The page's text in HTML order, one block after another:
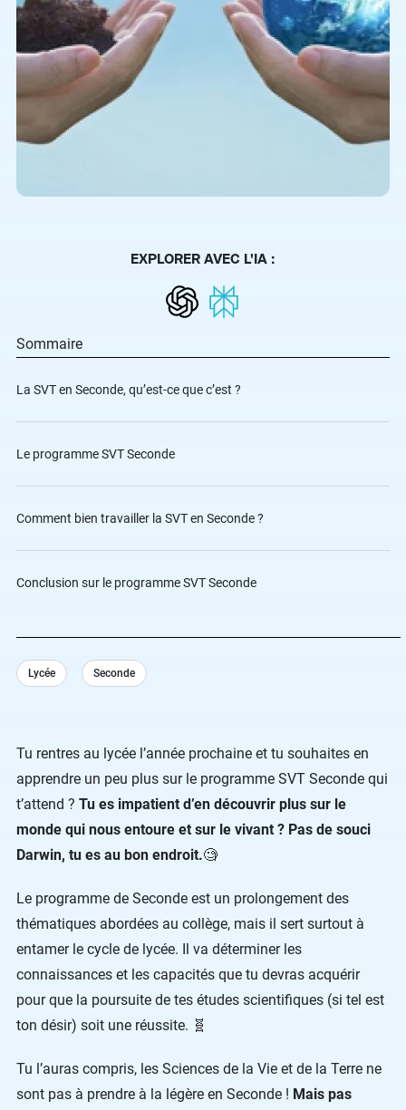
Tu rentres au lycée l’année prochaine et tu souhaites en
apprendre un peu plus sur le programme SVT Seconde qui
t’attend ? Tu es impatient d’en découvrir plus sur le
monde qui nous entoure et sur le vivant ? Pas de souci
Darwin, tu es au bon endroit.🧐
Le programme de Seconde est un prolongement des
thématiques abordées au collège, mais il sert surtout à
entamer le cycle de lycée. Il va déterminer les
connaissances et les capacités que tu devras acquérir
pour que la poursuite de tes études scientifiques (si tel est
ton désir) soit une réussite. 🧬
Tu l’auras compris, les Sciences de la Vie et de la Terre ne
sont pas à prendre à la légère en Seconde ! Mais pas
EXPLORER AVEC L'IA :
Sommaire
La SVT en Seconde, qu’est-ce que c’est ?
Le programme SVT Seconde
Comment bien travailler la SVT en Seconde ?️
Conclusion sur le programme SVT Seconde
Lycée Seconde